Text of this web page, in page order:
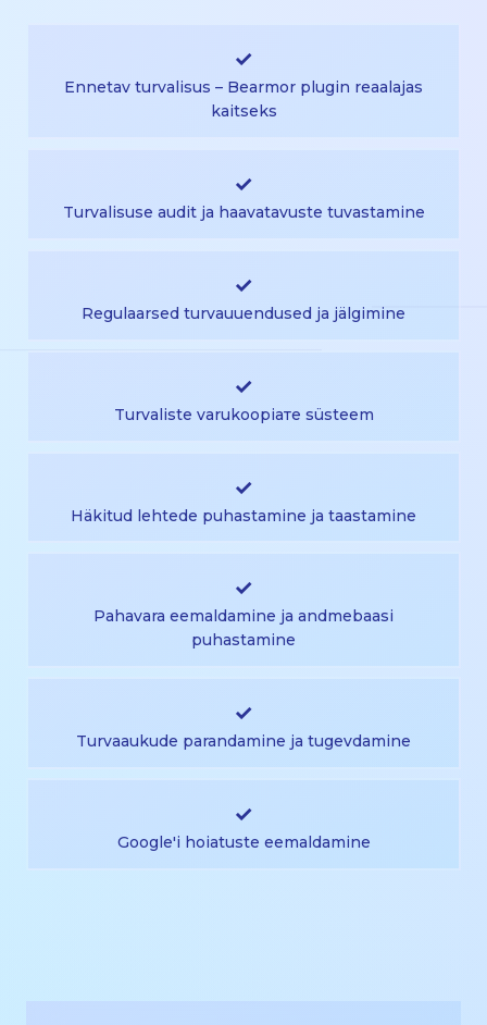
✓
Ennetav turvalisus – Bearmor plugin reaalajas
kaitseks
✓
Turvalisuse audit ja haavatavuste tuvastamine
✓
Regulaarsed turvauuendused ja jälgimine
✓
Turvaliste varukoopiате süsteem
✓
Häkitud lehtede puhastamine ja taastamine
✓
Pahavara eemaldamine ja andmebaasi
puhastamine
✓
Turvaaukude parandamine ja tugevdamine
✓
Google'i hoiatuste eemaldamine